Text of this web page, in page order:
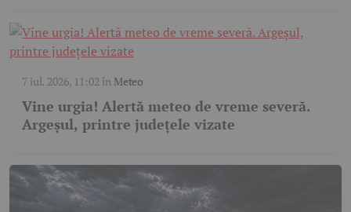
7 iul. 2026, 11:02 în Meteo
Vine urgia! Alertă meteo de vreme severă.
Argeșul, printre județele vizate